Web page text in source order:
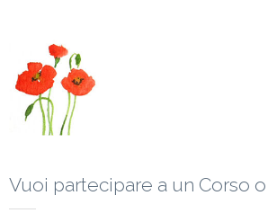
Vuoi partecipare a un Corso